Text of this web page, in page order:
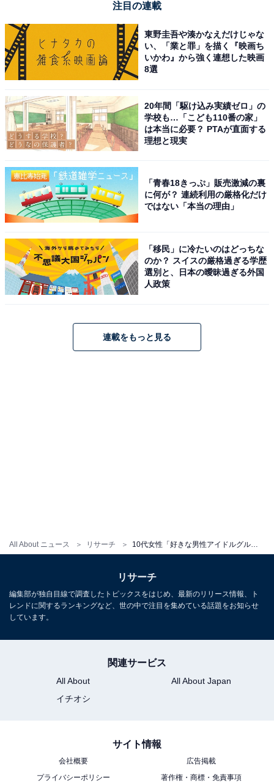
All About ニュース リサーチ
View this post on Instagram
A post shared by なにわ男子 (@naniwadanshi728official)
プ「なにわ男子」。
なにわ男子は王道アイドルらしさに加え、関西特有のノ
リの良さや笑いのセンスもあり、多方面で人気を集めて
るメンバーもおり、マルチに活躍している人気グループ
第1位：BTS（7.5％）
注目の連載
東野圭吾や湊かなえだけじゃな
い、「業と罪」を描く『映画ち
いかわ』から強く連想した映画
8選
20年間「駆け込み実績ゼロ」の
学校も…「こども110番の家」
は本当に必要？ PTAが直面する
理想と現実
「青春18きっぷ」販売激減の裏
に何が？ 連続利用の厳格化だけ
ではない「本当の理由」
「移民」に冷たいのはどっちな
のか？ スイスの厳格過ぎる学歴
選別と、日本の曖昧過ぎる外国
人政策
連載をもっと見る
リサーチ
編集部が独自目線で調査したトピックスをはじめ、最新のリリース情報、ト
レンドに関するランキングなど、世の中で注目を集めている話題をお知らせ
しています。
関連サービス
All About
All About Japan
イチオシ
サイト情報
会社概要
広告掲載
プライバシーポリシー
著作権・商標・免責事項